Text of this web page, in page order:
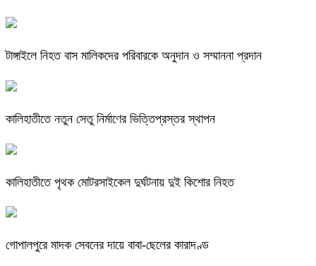
টাঙ্গাইলে নিহত বাস মালিকদের পরিবারকে অনুদান ও সম্মাননা প্রদান
কালিহাতীতে নতুন সেতু নির্মাণের ভিত্তিপ্রস্তর স্থাপন
কালিহাতীতে পৃথক মোটরসাইকেল দুর্ঘটনায় দুই কিশোর নিহত
গোপালপুরে মাদক সেবনের দায়ে বাবা-ছেলের কারাদণ্ড